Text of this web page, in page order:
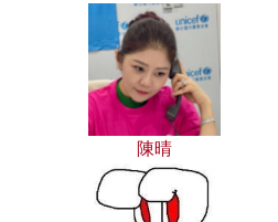
陳晴